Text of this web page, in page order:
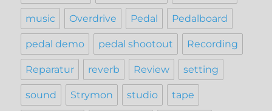
music Overdrive Pedal Pedalboard
pedal demo pedal shootout Recording
Reparatur reverb Review setting
sound Strymon studio tape